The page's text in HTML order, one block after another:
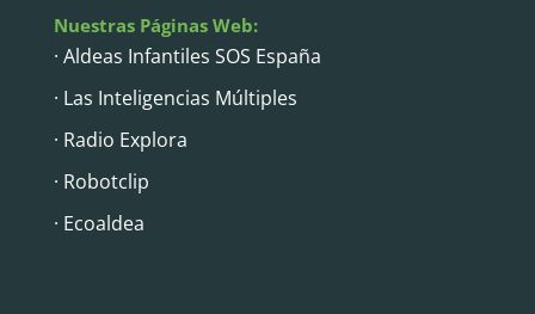
Nuestras Páginas Web:
· Aldeas Infantiles SOS España
· Las Inteligencias Múltiples
· Radio Explora
· Robotclip
· Ecoaldea